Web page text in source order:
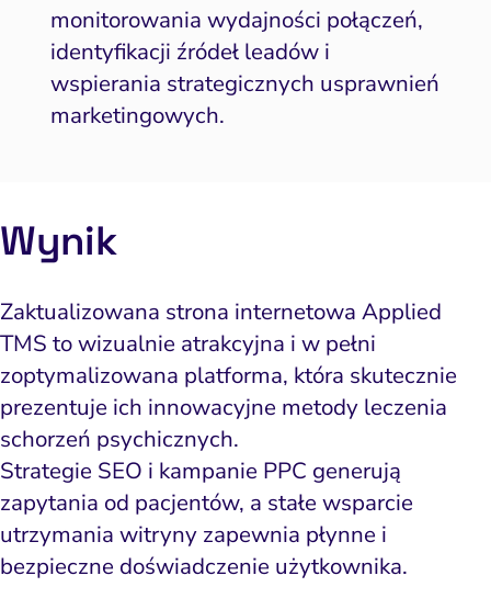
monitorowania wydajności połączeń,
identyfikacji źródeł leadów i
wspierania strategicznych usprawnień
marketingowych.
Wynik
Zaktualizowana strona internetowa Applied
TMS to wizualnie atrakcyjna i w pełni
zoptymalizowana platforma, która skutecznie
prezentuje ich innowacyjne metody leczenia
schorzeń psychicznych.
Strategie SEO i kampanie PPC generują
zapytania od pacjentów, a stałe wsparcie
utrzymania witryny zapewnia płynne i
bezpieczne doświadczenie użytkownika.